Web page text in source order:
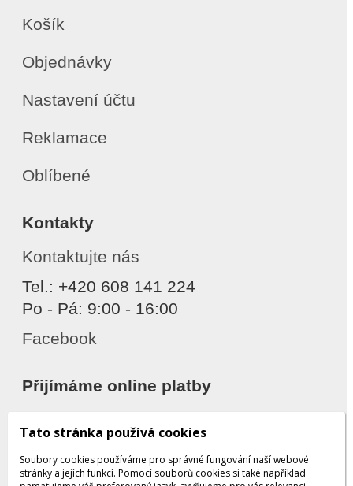
Košík
Objednávky
Nastavení účtu
Reklamace
Oblíbené
Kontakty
Kontaktujte nás
Tel.: +420 608 141 224
Po - Pá: 9:00 - 16:00
Facebook
Přijímáme online platby
Tato stránka používá cookies
Soubory cookies používáme pro správné fungování naší webové
stránky a jejích funkcí. Pomocí souborů cookies si také například